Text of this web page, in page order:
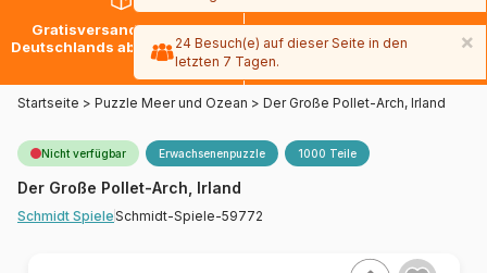
Gratisversand innerhalb
Deutschlands ab 49 € mit DPD
30 Tage später bezahlen
mit Paypal
Startseite > Puzzle Meer und Ozean > Der Große Pollet-Arch, Irland
Nicht verfügbar Erwachsenenpuzzle 1000 Teile
Der Große Pollet-Arch, Irland
Schmidt SpieleSchmidt-Spiele-59772
×
24 Besuch(e) auf dieser Seite in den
letzten 7 Tagen.